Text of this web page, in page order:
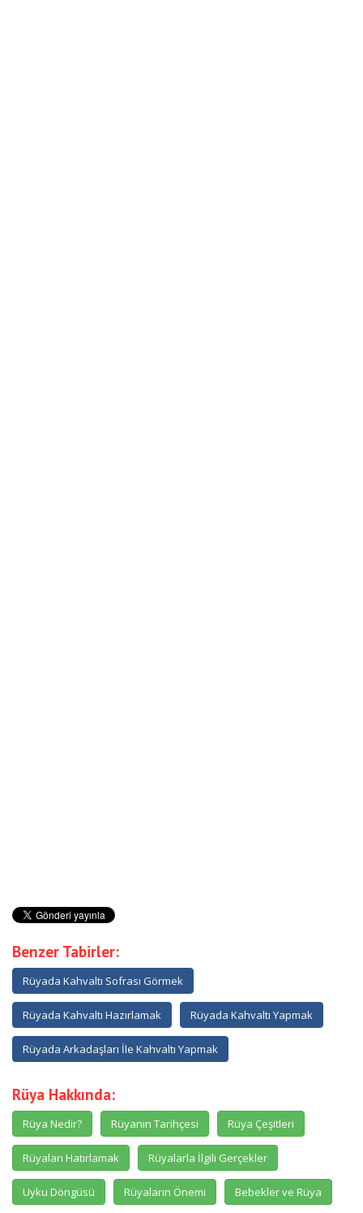
Benzer Tabirler:
Rüyada Kahvaltı Sofrası Görmek
Rüyada Kahvaltı Hazırlamak Rüyada Kahvaltı Yapmak
Rüyada Arkadaşları İle Kahvaltı Yapmak
Rüya Hakkında:
Rüya Nedir? Rüyanın Tarihçesi Rüya Çeşitleri
Rüyaları Hatırlamak Rüyalarla İlgili Gerçekler
Uyku Döngüsü Rüyaların Önemi Bebekler ve Rüya